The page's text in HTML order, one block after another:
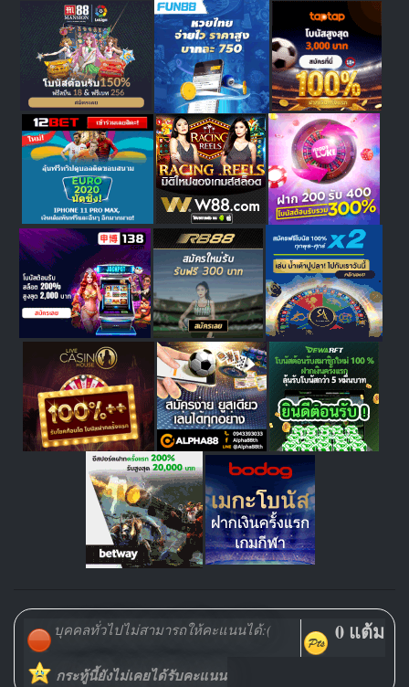
บุคคลทั่วไปไม่สามารถให้คะแนนได้:( 0 แต้ม
กระทู้นี้ยังไม่เคยได้รับคะแนน